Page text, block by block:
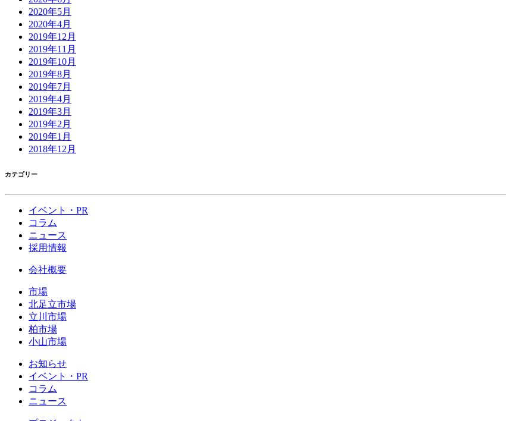
2020年5月
2020年4月
2019年12月
2019年11月
2019年10月
2019年8月
2019年7月
2019年4月
2019年3月
2019年2月
2019年1月
2018年12月
カテゴリー
イベント・PR
コラム
ニュース
採用情報
会社概要
市場
北足立市場
立川市場
柏市場
小山市場
お知らせ
イベント・PR
コラム
ニュース